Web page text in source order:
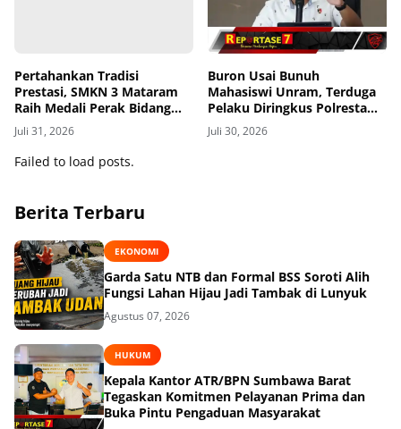
Pertahankan Tradisi
Prestasi, SMKN 3 Mataram
Raih Medali Perak Bidang
Robotics di LKS Tingkat
Provinsi 2026
Juli 31, 2026
Buron Usai Bunuh
Mahasiswi Unram, Terduga
Pelaku Diringkus Polresta
Mataram di Gomong
Juli 30, 2026
Failed to load posts.
Berita Terbaru
EKONOMI
Garda Satu NTB dan Formal BSS Soroti Alih
Fungsi Lahan Hijau Jadi Tambak di Lunyuk
Agustus 07, 2026
HUKUM
Kepala Kantor ATR/BPN Sumbawa Barat
Tegaskan Komitmen Pelayanan Prima dan
Buka Pintu Pengaduan Masyarakat